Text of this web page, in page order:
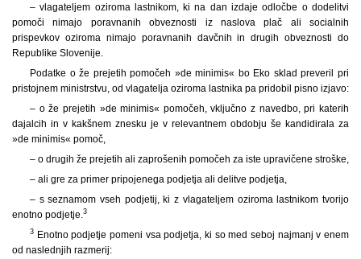
– vlagateljem oziroma lastnikom, ki na dan izdaje odločbe o dodelitvi
pomoči nimajo poravnanih obveznosti iz naslova plač ali socialnih
prispevkov oziroma nimajo poravnanih davčnih in drugih obveznosti do
Republike Slovenije.
Podatke o že prejetih pomočeh »de minimis« bo Eko sklad preveril pri
pristojnem ministrstvu, od vlagatelja oziroma lastnika pa pridobil pisno izjavo:
– o že prejetih »de minimis« pomočeh, vključno z navedbo, pri katerih
dajalcih in v kakšnem znesku je v relevantnem obdobju še kandidirala za
»de minimis« pomoč,
– o drugih že prejetih ali zaprošenih pomočeh za iste upravičene stroške,
– ali gre za primer pripojenega podjetja ali delitve podjetja,
– s seznamom vseh podjetij, ki z vlagateljem oziroma lastnikom tvorijo
enotno podjetje.3
3Enotno podjetje pomeni vsa podjetja, ki so med seboj najmanj v enem
od naslednjih razmerij: